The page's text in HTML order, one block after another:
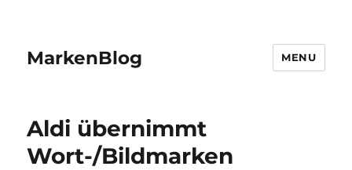
MarkenBlog MENU
Aldi übernimmt
Wort-/Bildmarken